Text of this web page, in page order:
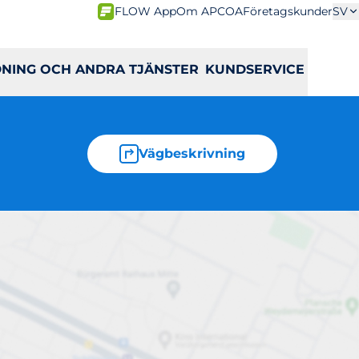
FLOW AppOm APCOAFöretagskunderSV
OCH ANDRA TJÄNSTER KUNDSERVICE
Vägbeskrivning